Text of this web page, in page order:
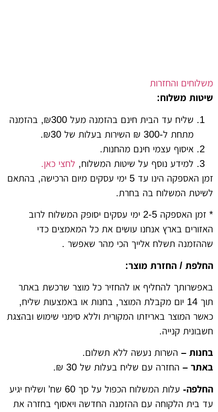
והחזרות
משלוח:
שליח עד הבית חינם בהזמנה מעל ₪300, בהזמנה
מתחת ל-300 ₪ השירות בעלות של ₪30.
איסוף עצמי חינם מהחנות.
למידע נוסף על שיטות המשלוח,לחצי כאן.
זמן האספקה הינו עד 5 ימי עסקים מיום הרכישה, בהתאם
המשלוח בה בחרת.
* זמן האספקה 2-5 ימי עסקים יסופק המשלוח לרוב
בארץ אנחנו עושים את כל המאמצים כדי
תשלח אלייך הכי מהר שאפשר .
/ החזרת מוצר:
להחליף או להחזיר כל מוצר שרכשת באתר
תוך 14 יום מקבלת המוצר, בחנות או באמצעות שליח,
באריזתו המקורית וללא סימני שימוש ובהצגת
קנייה.
–השרות נעשה ללא תשלום.
–החזרה עם שליח בעלות של 30 ₪.
עלות המשלוח הכפול על סך 60 שח’ ושליח יגיע
הלקוחה עם ההזמנה החדשה ויאסוף בחזרה את